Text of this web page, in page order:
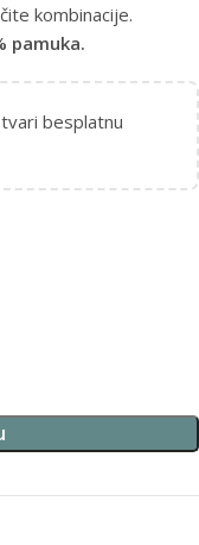
kombinacije.
pamuka.
besplatnu